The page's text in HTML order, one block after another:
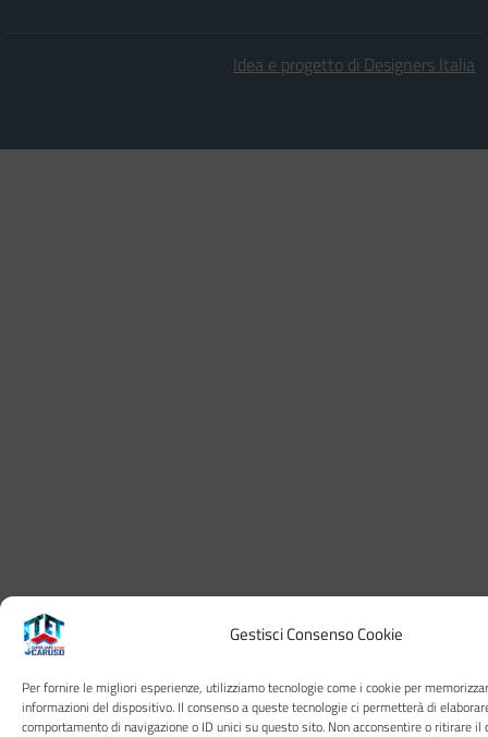
Gestisci Consenso Cookie
Per fornire le migliori esperienze, utilizziamo tecnologie come i cookie per
informazioni del dispositivo. Il consenso a queste tecnologie ci permetterà di
comportamento di navigazione o ID unici su questo sito. Non acconsentire o ritirare il
Idea e progetto di Designers Italia